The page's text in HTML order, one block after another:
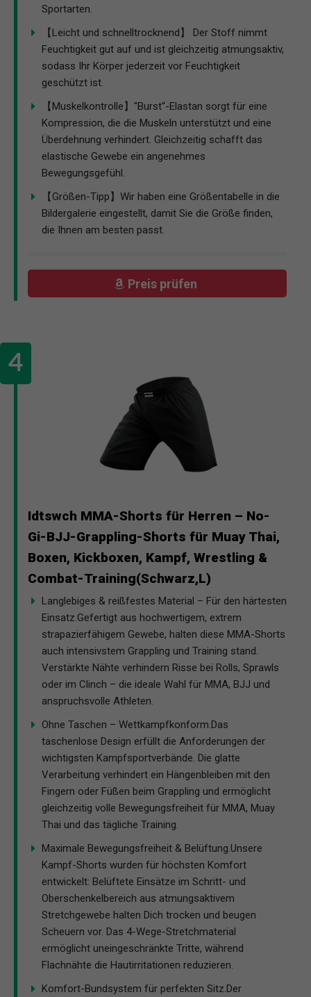
Sportarten.
【Leicht und schnelltrocknend】 Der Stoff nimmt
Feuchtigkeit gut auf und ist gleichzeitig atmungsaktiv,
sodass Ihr Körper jederzeit vor Feuchtigkeit
geschützt ist.
【Muskelkontrolle】"Burst“-Elastan sorgt für eine
Kompression, die die Muskeln unterstützt und eine
Überdehnung verhindert. Gleichzeitig schafft das
elastische Gewebe ein angenehmes
Bewegungsgefühl.
【Größen-Tipp】Wir haben eine Größentabelle in die
Bildergalerie eingestellt, damit Sie die Größe finden,
die Ihnen am besten passt.
Preis prüfen
Idtswch MMA-Shorts für Herren – No-
Gi-BJJ-Grappling-Shorts für Muay Thai,
Boxen, Kickboxen, Kampf, Wrestling &
Combat-Training(Schwarz,L)
Langlebiges & reißfestes Material – Für den härtesten
Einsatz.Gefertigt aus hochwertigem, extrem
strapazierfähigem Gewebe, halten diese MMA-Shorts
auch intensivstem Grappling und Training stand.
Verstärkte Nähte verhindern Risse bei Rolls, Sprawls
oder im Clinch – die ideale Wahl für MMA, BJJ und
anspruchsvolle Athleten.
Ohne Taschen – Wettkampfkonform.Das
taschenlose Design erfüllt die Anforderungen der
wichtigsten Kampfsportverbände. Die glatte
Verarbeitung verhindert ein Hängenbleiben mit den
Fingern oder Füßen beim Grappling und ermöglicht
gleichzeitig volle Bewegungsfreiheit für MMA, Muay
Thai und das tägliche Training.
Maximale Bewegungsfreiheit & Belüftung.Unsere
Kampf-Shorts wurden für höchsten Komfort
entwickelt: Belüftete Einsätze im Schritt- und
Oberschenkelbereich aus atmungsaktivem
Stretchgewebe halten Dich trocken und beugen
Scheuern vor. Das 4-Wege-Stretchmaterial
ermöglicht uneingeschränkte Tritte, während
Flachnähte die Hautirritationen reduzieren.
Komfort-Bundsystem für perfekten Sitz.Der